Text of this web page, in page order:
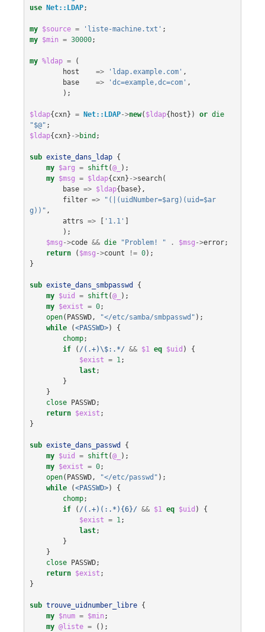
use Net::LDAP;
my $source = 'liste-machine.txt' ;
my
$min = 30000;
my %ldap =
(
host
=> 'ldap.example.com' ,
base
=> 'dc=example,dc=com' ,
);
$ldap{cxn} = Net::LDAP->new( $ldap{ host}) or die
"$@" ;
$ldap{cxn} ->bind ;
sub existe_dans_ldap
{
my
$arg = shift (@_
);
my
$msg = $ldap{cxn} ->search(
base => $ldap{ base},
filter =>
"(|(uidNumber=$arg)(uid=$ar
g))" ,
attrs => [ '1.1' ]
);
$msg ->code && die "Problem! " . $msg ->error;
return
( $msg ->count != 0);
}
sub existe_dans_smbpasswd
{
my
$uid = shift (@_
);
my
$exist = 0;
open( PASSWD, "</etc/samba/smbpasswd" );
while
(<PASSWD>)
{
chomp;
if
( /(.+)\$:.*/ && $1 eq $uid )
{
$exist = 1 ;
last;
}
}
close
PASSWD;
return
$exist ;
}
sub existe_dans_passwd
{
my
$uid = shift (@_
);
my
$exist = 0;
open( PASSWD, "</etc/passwd" );
while
(<PASSWD>)
{
chomp;
if
( /(.+)(:.*){6}/ && $1 eq $uid )
{
$exist = 1 ;
last;
}
}
close
PASSWD;
return
$exist ;
}
sub trouve_uidnumber_libre
{
my
$num = $min;
my @liste =
();